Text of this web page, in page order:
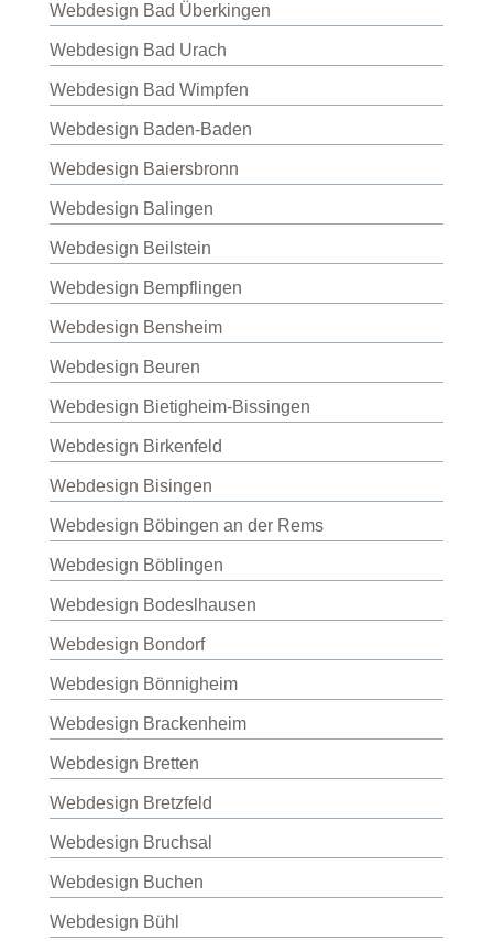
Webdesign Bad Überkingen
Webdesign Bad Urach
Webdesign Bad Wimpfen
Webdesign Baden-Baden
Webdesign Baiersbronn
Webdesign Balingen
Webdesign Beilstein
Webdesign Bempflingen
Webdesign Bensheim
Webdesign Beuren
Webdesign Bietigheim-Bissingen
Webdesign Birkenfeld
Webdesign Bisingen
Webdesign Böbingen an der Rems
Webdesign Böblingen
Webdesign Bodeslhausen
Webdesign Bondorf
Webdesign Bönnigheim
Webdesign Brackenheim
Webdesign Bretten
Webdesign Bretzfeld
Webdesign Bruchsal
Webdesign Buchen
Webdesign Bühl